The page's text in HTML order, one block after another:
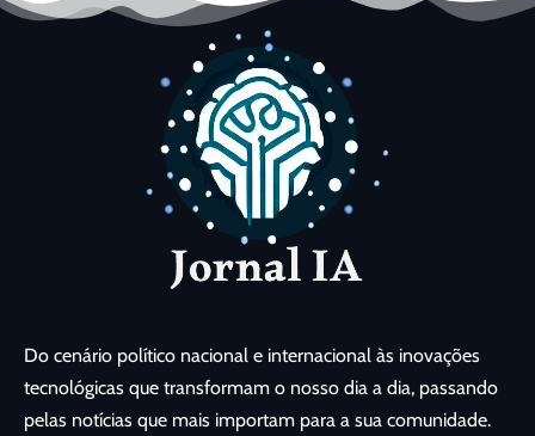
Do cenário político nacional e internacional às inovações
tecnológicas que transformam o nosso dia a dia, passando
pelas notícias que mais importam para a sua comunidade.